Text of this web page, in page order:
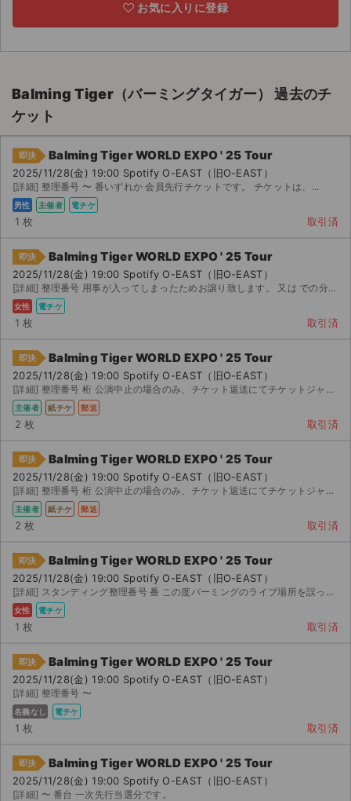
スポーツ
ご利用ガイド
手数料・お支払い方法
AIに質問する
お知らせ
サイト情報
チケットジャム運営会社
プライバシーポリシー
特定商取引法に基づく表記
不正転売禁止法について
お気に入りに登録
Balming Tiger（バーミングタイガー） 過去のチ
ケット
即決 Balming Tiger WORLD EXPO ' 25 Tour
2025/11/28(金) 19:00 Spotify O-EAST（旧O-EAST）
[詳細] 整理番号 〜 番いずれか 会員先行チケットです。 チケットは、...
男性 主催者 電チケ
1 枚 取引済
即決 Balming Tiger WORLD EXPO ' 25 Tour
2025/11/28(金) 19:00 Spotify O-EAST（旧O-EAST）
[詳細] 整理番号 用事が入ってしまったためお譲り致します。 又は での分配となり...
女性 電チケ
1 枚 取引済
即決 Balming Tiger WORLD EXPO ' 25 Tour
2025/11/28(金) 19:00 Spotify O-EAST（旧O-EAST）
[詳細] 整理番号 桁 公演中止の場合のみ、チケット返送にてチケットジャム手数料と送料を除いた全額返金
主催者 紙チケ 郵送
2 枚 取引済
即決 Balming Tiger WORLD EXPO ' 25 Tour
2025/11/28(金) 19:00 Spotify O-EAST（旧O-EAST）
[詳細] 整理番号 桁 公演中止の場合のみ、チケット返送にてチケットジャム手数料と送料を除いた全額返金
主催者 紙チケ 郵送
2 枚 取引済
即決 Balming Tiger WORLD EXPO ' 25 Tour
2025/11/28(金) 19:00 Spotify O-EAST（旧O-EAST）
[詳細] スタンディング整理番号 番 この度バーミングのライブ場所を誤ってチケットを購入しお譲りする...
女性 電チケ
1 枚 取引済
即決 Balming Tiger WORLD EXPO ' 25 Tour
2025/11/28(金) 19:00 Spotify O-EAST（旧O-EAST）
[詳細] 整理番号 〜
名義なし 電チケ
1 枚 取引済
即決 Balming Tiger WORLD EXPO ' 25 Tour
2025/11/28(金) 19:00 Spotify O-EAST（旧O-EAST）
[詳細] 〜 番台 一次先行当選分です。